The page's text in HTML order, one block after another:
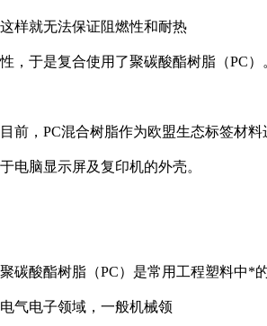
这样就无法保证阻燃性和耐热
性，于是复合使用了聚碳酸酯树脂（PC）
目前， PC混合树脂作为欧盟生态标签材料
于电脑显示屏及复印机的外壳。
聚碳酸酯树脂（PC）是常用工程塑料中*
电气电子领域，一般机械领